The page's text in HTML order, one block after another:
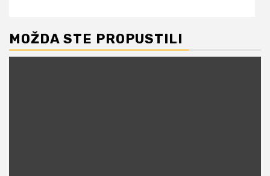
MOŽDA STE PROPUSTILI